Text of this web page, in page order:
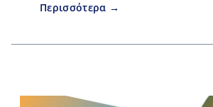
Περισσότερα →